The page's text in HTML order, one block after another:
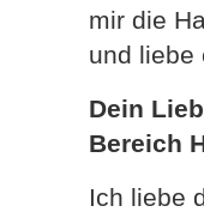
mir die
und liebe
Dein
Bereich
Ich liebe